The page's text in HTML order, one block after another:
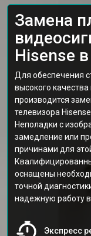
Замена
Hisense
Для обеспечения
высокого
производится
телевизора Hisense.
Неполадки с
замедление или
причинами для
оснащены
точной
надежную работу
Экспресс